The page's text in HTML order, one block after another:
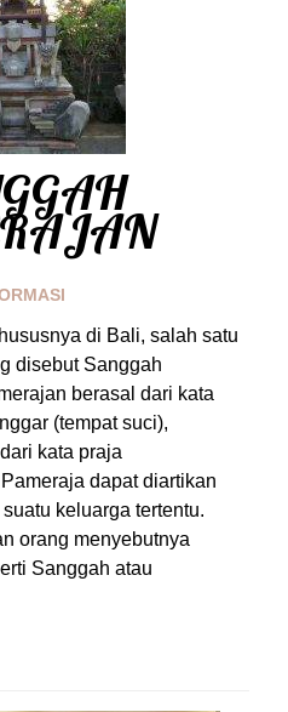
di Bali, salah satu
disebut Sanggah
berasal dari kata
(tempat suci),
kata praja
dapat diartikan
keluarga tertentu.
orang menyebutnya
Sanggah atau